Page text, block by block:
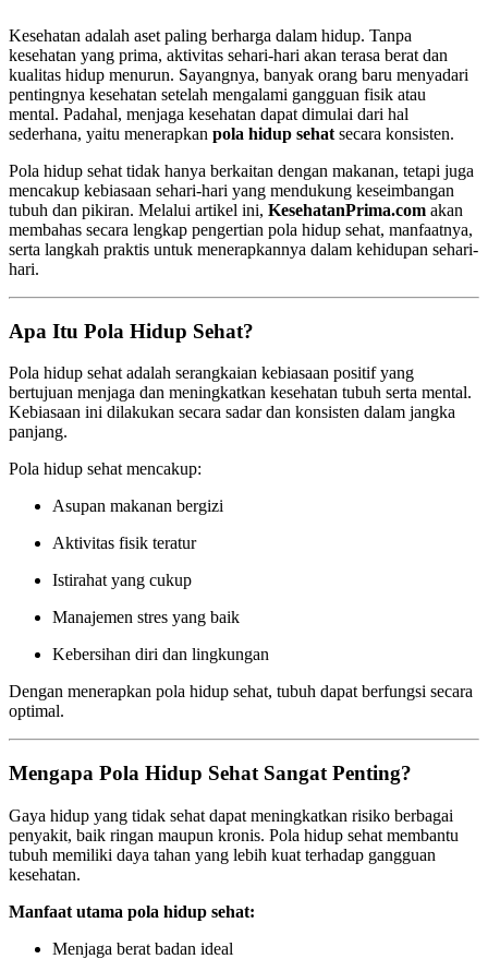
Kesehatan adalah aset paling berharga dalam hidup. Tanpa
kesehatan yang prima, aktivitas sehari-hari akan terasa berat dan
kualitas hidup menurun. Sayangnya, banyak orang baru menyadari
pentingnya kesehatan setelah mengalami gangguan fisik atau
mental. Padahal, menjaga kesehatan dapat dimulai dari hal
sederhana, yaitu menerapkan pola hidup sehat secara konsisten.
Pola hidup sehat tidak hanya berkaitan dengan makanan, tetapi juga
mencakup kebiasaan sehari-hari yang mendukung keseimbangan
tubuh dan pikiran. Melalui artikel ini, KesehatanPrima.com akan
membahas secara lengkap pengertian pola hidup sehat, manfaatnya,
serta langkah praktis untuk menerapkannya dalam kehidupan sehari-
hari.
Apa Itu Pola Hidup Sehat?
Pola hidup sehat adalah serangkaian kebiasaan positif yang
bertujuan menjaga dan meningkatkan kesehatan tubuh serta mental.
Kebiasaan ini dilakukan secara sadar dan konsisten dalam jangka
panjang.
Pola hidup sehat mencakup:
Asupan makanan bergizi
Aktivitas fisik teratur
Istirahat yang cukup
Manajemen stres yang baik
Kebersihan diri dan lingkungan
Dengan menerapkan pola hidup sehat, tubuh dapat berfungsi secara
optimal.
Mengapa Pola Hidup Sehat Sangat Penting?
Gaya hidup yang tidak sehat dapat meningkatkan risiko berbagai
penyakit, baik ringan maupun kronis. Pola hidup sehat membantu
tubuh memiliki daya tahan yang lebih kuat terhadap gangguan
kesehatan.
Manfaat utama pola hidup sehat:
Menjaga berat badan ideal